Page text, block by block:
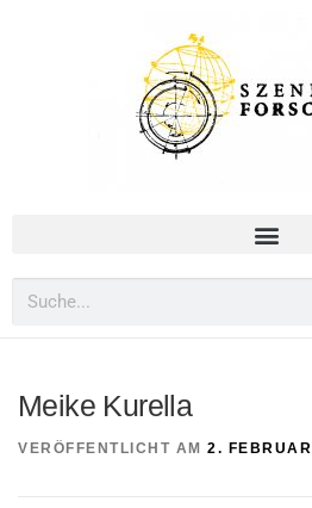
Meike Kurella
VERÖFFENTLICHT AM 2.